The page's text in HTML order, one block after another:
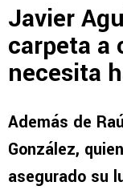
Javier
carpeta a
necesita
Además de
González,
asegurado su